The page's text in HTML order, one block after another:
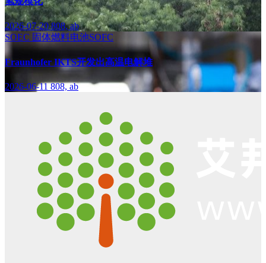
2026-07-20808, ab
SOEC 固体燃料电池SOFC
Fraunhofer IKTS开发出高温电解堆
2026-06-11808, ab